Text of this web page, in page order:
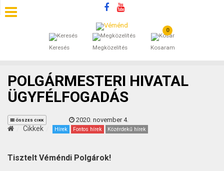
Keresés Megközelítés
0
Kosaram
SZÁLLÁSOK
ÁLTALÁNOS SZERZŐDÉSI FELTÉTELEK
KINCSES BARANYA VÉMÉND
POLGÁRMESTERI HIVATAL
ÜGYFÉLFOGADÁS
ÖSSZES CIKK 2020. november 4.
Cikkek Hírek Fontos hírek Közérdekű hírek
Tisztelt Véméndi Polgárok!